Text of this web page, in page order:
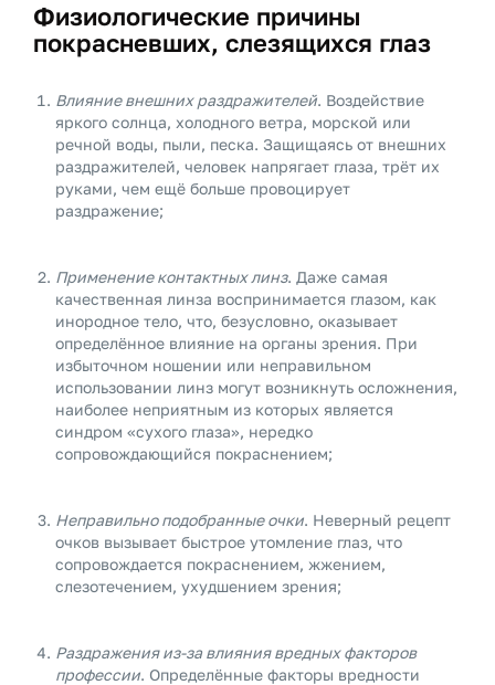
Физиологические причины
покрасневших, слезящихся глаз
Влияние внешних раздражителей. Воздействие
яркого солнца, холодного ветра, морской или
речной воды, пыли, песка. Защищаясь от внешних
раздражителей, человек напрягает глаза, трёт их
руками, чем ещё больше провоцирует
раздражение;
Применение контактных линз. Даже самая
качественная линза воспринимается глазом, как
инородное тело, что, безусловно, оказывает
определённое влияние на органы зрения. При
избыточном ношении или неправильном
использовании линз могут возникнуть осложнения,
наиболее неприятным из которых является
синдром «сухого глаза», нередко
сопровождающийся покраснением;
Неправильно подобранные очки. Неверный рецепт
очков вызывает быстрое утомление глаз, что
сопровождается покраснением, жжением,
слезотечением, ухудшением зрения;
Раздражения из-за влияния вредных факторов
профессии. Определённые факторы вредности